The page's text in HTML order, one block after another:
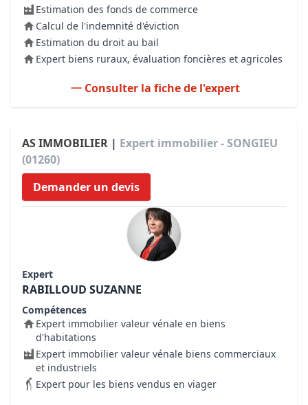
Estimation des fonds de commerce
Calcul de l'indemnité d'éviction
Estimation du droit au bail
Expert biens ruraux, évaluation foncières et agricoles
Consulter la fiche de l'expert
AS IMMOBILIER | Expert immobilier - SONGIEU
(01260)
Demander un devis
Expert
RABILLOUD SUZANNE
Compétences
Expert immobilier valeur vénale en biens
d'habitations
Expert immobilier valeur vénale biens commerciaux
et industriels
Expert pour les biens vendus en viager